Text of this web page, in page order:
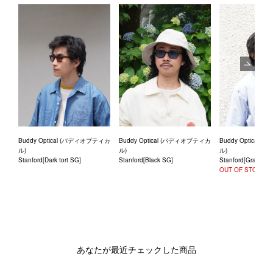
Buddy Optical (バディオプティカ
ル)
Stanford[Dark tort SG]
Buddy Optical (バディオプティカ
ル)
Stanford[Black SG]
Buddy Optical (バ
ル)
Stanford[Gray
OUT OF STOCK
あなたが最近チェックした商品